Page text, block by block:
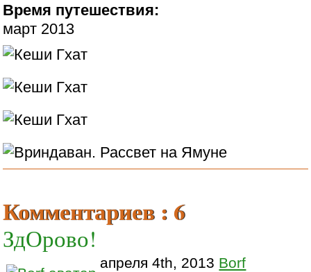
Время путешествия:
март 2013
Комментариев : 6
ЗдОрово!
апреля 4th, 2013 Borf